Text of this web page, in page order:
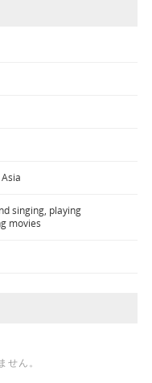
singing, playing
movies
せん。